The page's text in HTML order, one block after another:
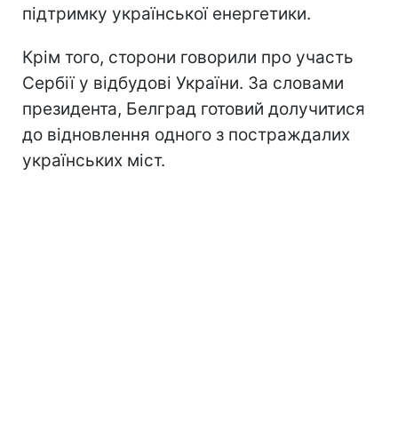
підтримку української енергетики.
Крім того, сторони говорили про участь
Сербії у відбудові України. За словами
президента, Белград готовий долучитися
до відновлення одного з постраждалих
українських міст.